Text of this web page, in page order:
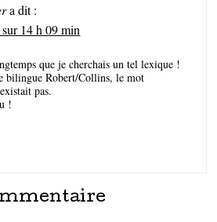
a dit :
14 h 09 min
que je cherchais un tel lexique !
bilingue Robert/Collins, le mot
pas.
!